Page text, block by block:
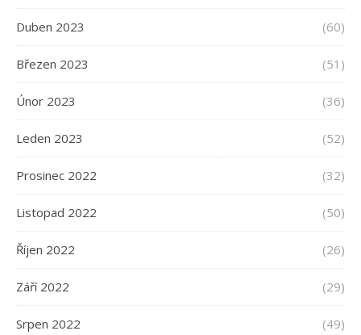
Duben 2023 (60)
Březen 2023 (51)
Únor 2023 (36)
Leden 2023 (52)
Prosinec 2022 (32)
Listopad 2022 (50)
Říjen 2022 (26)
Září 2022 (29)
Srpen 2022 (49)